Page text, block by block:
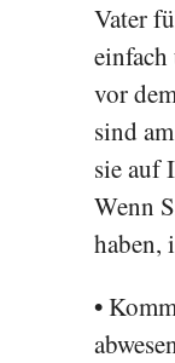
Vater
vor
sind
sie auf
Wenn
haben,
•